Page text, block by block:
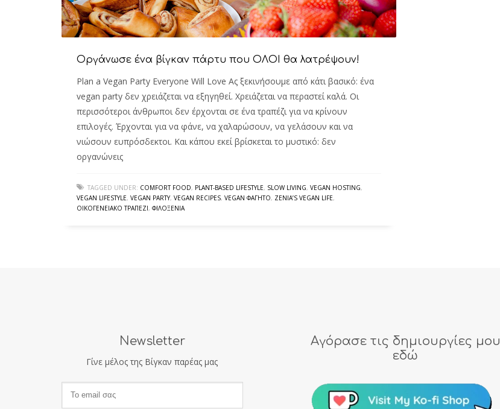
Οργάνωσε ένα βίγκαν πάρτυ που ΟΛΟΙ θα λατρέψουν!
Plan a Vegan Party Everyone Will Love Ας ξεκινήσουμε από κάτι βασικό: ένα
vegan party δεν χρειάζεται να εξηγηθεί. Χρειάζεται να περαστεί καλά. Οι
περισσότεροι άνθρωποι δεν έρχονται σε ένα τραπέζι για να κρίνουν
επιλογές. Έρχονται για να φάνε, να χαλαρώσουν, να γελάσουν και να
νιώσουν ευπρόσδεκτοι. Και κάπου εκεί βρίσκεται το μυστικό: δεν
οργανώνεις
TAGGED UNDER: COMFORT FOOD, PLANT-BASED LIFESTYLE, SLOW LIVING, VEGAN HOSTING,
VEGAN LIFESTYLE, VEGAN PARTY, VEGAN RECIPES, VEGAN ΦΑΓΗΤΌ, ZENIA’S VEGAN LIFE,
ΟΙΚΟΓΕΝΕΙΑΚΌ ΤΡΑΠΈΖΙ, ΦΙΛΟΞΕΝΊΑ
Newsletter
Γίνε μέλος της Βίγκαν παρέας μας
Αγόρασε τις δημιουργίες μου
εδώ